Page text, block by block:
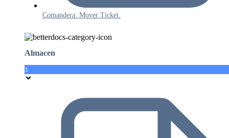
Comandera: Mover Ticket.
Almacen
3